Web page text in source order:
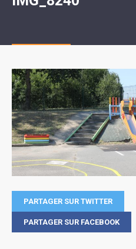
SUZE
PARTAGER SUR TWITTER
PARTAGER SUR FACEBOOK